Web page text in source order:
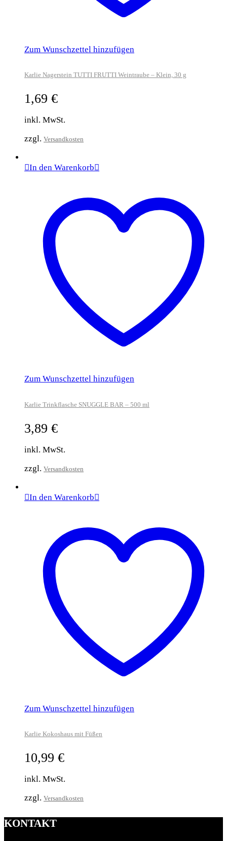
Zum Wunschzettel hinzufügen
Karlie Nagerstein TUTTI FRUTTI Weintraube – Klein, 30 g
1,69 €
inkl. MwSt.
zzgl. Versandkosten
In den Warenkorb
Zum Wunschzettel hinzufügen
Karlie Trinkflasche SNUGGLE BAR – 500 ml
3,89 €
inkl. MwSt.
zzgl. Versandkosten
In den Warenkorb
Zum Wunschzettel hinzufügen
Karlie Kokoshaus mit Füßen
10,99 €
inkl. MwSt.
zzgl. Versandkosten
KONTAKT